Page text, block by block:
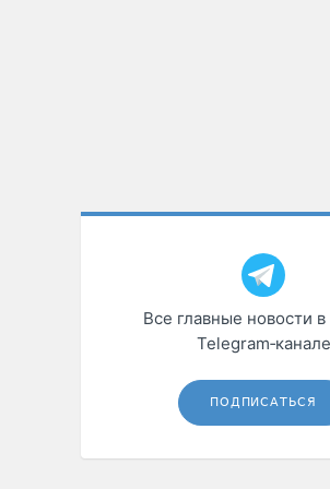
Все главные новости
Telegram‑канале
ПОДПИСАТЬСЯ